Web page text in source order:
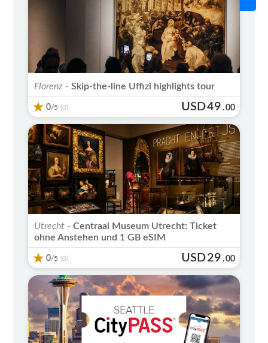
Unbedingt anschauen
Florenz - Skip-the-line Uffizi highlights tour
0/5 (0) USD49 .00
Utrecht - Centraal Museum Utrecht: Ticket
ohne Anstehen und 1 GB eSIM
0/5 (0) USD29 .00